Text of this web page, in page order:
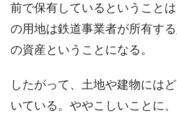
前で保有しているということ
の用地は鉄道事業者が所有す
の資産ということになる。
したがって、土地や建物には
いている。ややこしいことに